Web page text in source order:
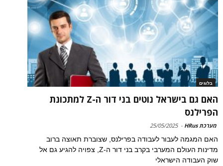
בלוגים
האם גם בישראל נוטים בני דור ה-Z למתכונת
הפרילנס
מערכת HRus -
25/05/2025
האם המגמה לעבור לעבודה בפרילנס, שצוברת תאוצה ברוב
מדינות העולם המערבי בקרב בני דור ה-Z, צפויה להגיע גם אל
שוק העבודה הישראלי